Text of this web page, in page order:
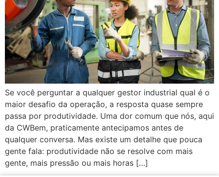
Se você perguntar a qualquer gestor industrial qual é o
maior desafio da operação, a resposta quase sempre
passa por produtividade. Uma dor comum que nós, aqui
da CWBem, praticamente antecipamos antes de
qualquer conversa. Mas existe um detalhe que pouca
gente fala: produtividade não se resolve com mais
gente, mais pressão ou mais horas […]